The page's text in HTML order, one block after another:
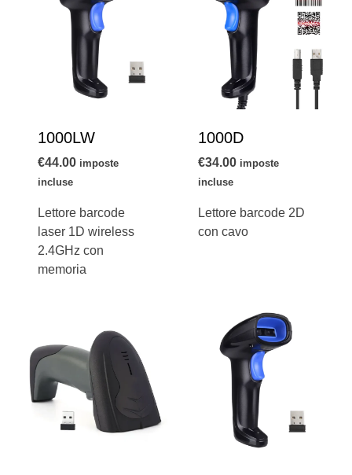
1000LW
€44.00 imposte
incluse
Lettore barcode
laser 1D wireless
2.4GHz con
memoria
1000D
€34.00 imposte
incluse
Lettore barcode 2D
con cavo